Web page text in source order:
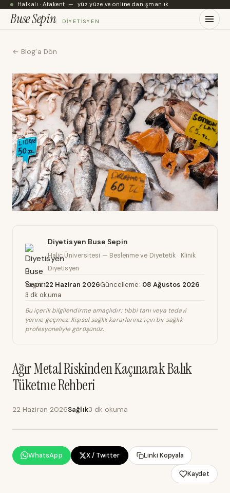
Halkalı · Atakent — yüz yüze ve online danışmanlık
Buse Sepin DIYETISYEN
← Blog'a Dön
Diyetisyen Buse Sepin
Haliç Üniversitesi — Beslenme ve Diyetetik · Klinik
Diyetisyen
Yayın:22 Haziran 2026Güncelleme: 08 Ağustos 2026
3 dk okuma
Bu içerik bilgilendirme amaçlıdır; tıbbi tanı veya tedavi
yerine geçmez. Kişisel sağlık kararlarınız için bir sağlık
profesyoneliyle görüşünüz.
Ağır Metal Riskinden Kaçınarak Balık
Tüketme Rehberi
22 Haziran 2026Sağlık3 dk okuma
WhatsApp X / Twitter Linki Kopyala
Kaydet